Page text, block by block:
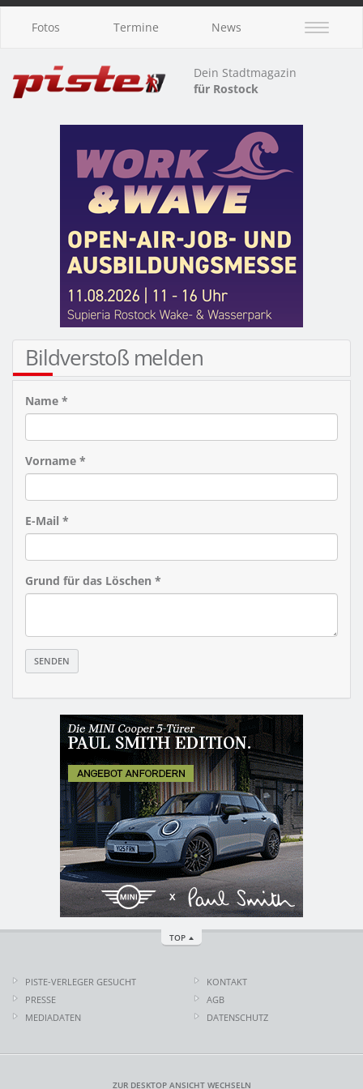
Fotos Termine News
Dein Stadtmagazin
für Rostock
Bildverstoß melden
Name *
Vorname *
E-Mail *
Grund für das Löschen *
TOP
PISTE-VERLEGER GESUCHT
PRESSE
MEDIADATEN
KONTAKT
AGB
DATENSCHUTZ
ZUR DESKTOP ANSICHT WECHSELN